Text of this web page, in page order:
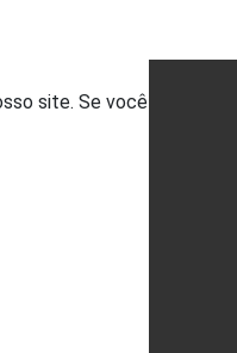
site. Se você